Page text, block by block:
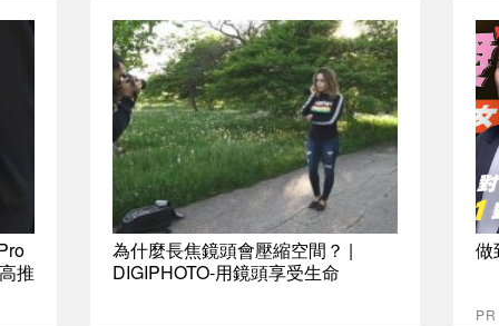
推
為什麼長焦鏡頭會壓縮空間？ |
DIGIPHOTO-用鏡頭享受生命
做